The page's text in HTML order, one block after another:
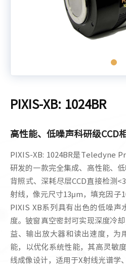
PIXIS-XB: 1024BR
高性能、低噪声科研级CCD
PIXIS-XB: 1024BR是Teledyne
研发的一款完全集成、高性能、
背照式、深耗尽层CCD直接检测
射线，像元尺寸13μm，填充因子
PIXIS XB系列具有出色的低噪声
度。铍窗真空密封可实现深度冷
益、输出放大器和读出速度，为
能，以优化系统性能，其高灵敏
线成像设计，适用于X射线光谱学